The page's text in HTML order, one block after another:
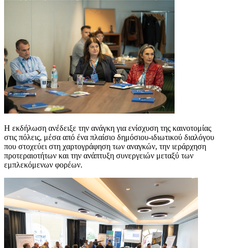
Η εκδήλωση ανέδειξε την ανάγκη για ενίσχυση της καινοτομίας
στις πόλεις, μέσα από ένα πλαίσιο δημόσιου-ιδιωτικού διαλόγου
που στοχεύει στη χαρτογράφηση των αναγκών, την ιεράρχηση
προτεραιοτήτων και την ανάπτυξη συνεργειών μεταξύ των
εμπλεκόμενων φορέων.